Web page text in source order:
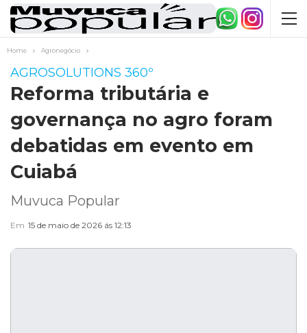
Home Agronegócio
AGROSOLUTIONS 360º
Reforma tributária e
governança no agro foram
debatidas em evento em
Cuiabá
Muvuca Popular
Em 15 de maio de 2026 ás 12:13